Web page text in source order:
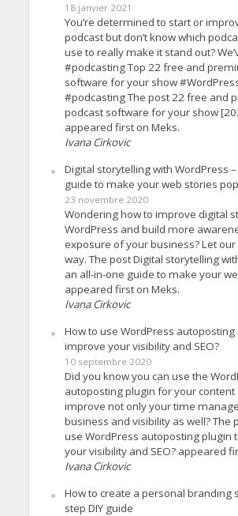
18 janvier 2021
You’re determined to start or
podcast but don’t know which
use to really make it stand out?
#podcasting Top 22 free and
software for your show
#podcasting The post 22 free and
podcast software for your show
appeared first on Meks.
Ivana Cirkovic
Digital storytelling with WordPress
guide to make your web stories
23 novembre 2020
Wondering how to improve digital
WordPress and build more
exposure of your business? Let
way. The post Digital storytelling
an all-in-one guide to make your
appeared first on Meks.
Ivana Cirkovic
How to use WordPress autoposting
improve your visibility and SEO?
10 septembre 2020
Did you know you can use the
autoposting plugin for your
improve not only your time
business and visibility as well? The
use WordPress autoposting plugin
your visibility and SEO? appeared
Ivana Cirkovic
How to create a personal branding
step DIY guide